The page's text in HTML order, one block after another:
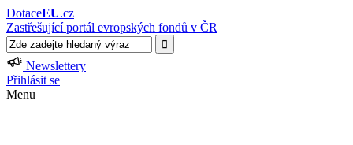
DotaceEU.cz
Zastřešující portál evropských fondů v ČR
Newslettery
Přihlásit se
Menu